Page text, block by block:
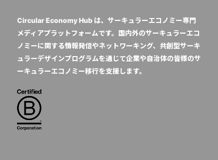
Circular Economy Hub は、サーキュラーエコノミー専門
メディアプラットフォームです。国内外のサーキュラーエコ
ノミーに関する情報発信やネットワーキング、共創型サーキ
ュラーデザインプログラムを通じて企業や自治体の皆様のサ
ーキュラーエコノミー移行を支援します。